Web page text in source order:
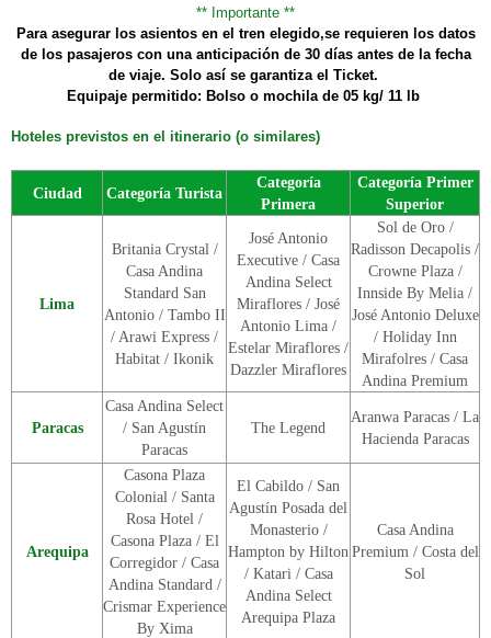
** Importante **
Para asegurar los asientos en el tren elegido,se requieren los datos
de los pasajeros con una anticipación de 30 días antes de la fecha
de viaje. Solo así se garantiza el Ticket.
Equipaje permitido: Bolso o mochila de 05 kg/ 11 lb
Hoteles previstos en el itinerario (o similares)
Ciudad Categoría Turista
Categoría
Primera
Categoría Primer
Superior
Lima
Britania Crystal /
Casa Andina
Standard San
Antonio / Tambo II
/ Arawi Express /
Habitat / Ikonik
José Antonio
Executive / Casa
Andina Select
Miraflores / José
Antonio Lima /
Estelar Miraflores /
Dazzler Miraflores
Sol de Oro /
Radisson Decapolis /
Crowne Plaza /
Innside By Melia /
José Antonio Deluxe
/ Holiday Inn
Mirafolres / Casa
Andina Premium
Paracas
Casa Andina Select
/ San Agustín
Paracas
The Legend
Aranwa Paracas / La
Hacienda Paracas
Arequipa
Casona Plaza
Colonial / Santa
Rosa Hotel /
Casona Plaza / El
Corregidor / Casa
Andina Standard /
Crismar Experience
By Xima
El Cabildo / San
Agustín Posada del
Monasterio /
Hampton by Hilton
/ Katari / Casa
Andina Select
Arequipa Plaza
Casa Andina
Premium / Costa del
Sol